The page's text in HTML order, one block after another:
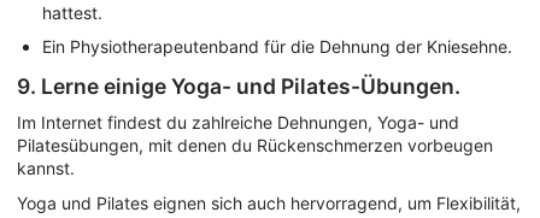
hattest.
Ein Physiotherapeutenband für die Dehnung der Kniesehne.
9. Lerne einige Yoga- und Pilates-Übungen.
Im Internet findest du zahlreiche Dehnungen, Yoga- und
Pilatesübungen, mit denen du Rückenschmerzen vorbeugen
kannst.
Yoga und Pilates eignen sich auch hervorragend, um Flexibilität,